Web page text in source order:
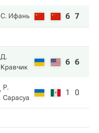
С. Ифань 6 7
Д.
Кравчик
6 6
Р.
Сарасуа
1 0